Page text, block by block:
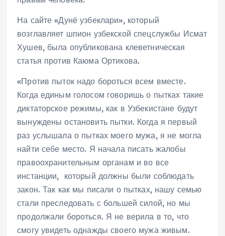
На сайте «Дунё узбеклари», который
возглавляет шпион узбекской спецслужбы Исмат
Хушев, была опубликована клеветническая
статья против Каюма Ортикова.
«Против пыток надо бороться всем вместе.
Когда единым голосом говоришь о пытках такие
диктаторское режимы, как в Узбекистане будут
вынуждены остановить пытки. Когда я первый
раз услышала о пытках моего мужа, я не могла
найти себе место. Я начала писать жалобы
правоохранительным органам и во все
инстанции, который должны были соблюдать
закон. Так как мы писали о пытках, нашу семью
стали преследовать с большей силой, но мы
продолжали бороться. Я не верила в то, что
смогу увидеть однажды своего мужа живым.